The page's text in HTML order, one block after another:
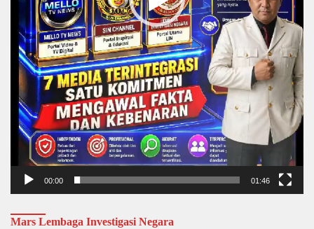
00:00 01:46
Mars Lembaga Investigasi Negara